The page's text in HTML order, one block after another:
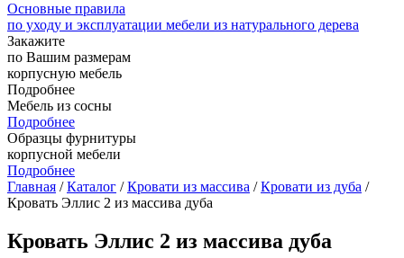
Основные правила
по уходу и эксплуатации мебели из натурального дерева
Закажите
по Вашим размерам
корпусную мебель
Подробнее
Мебель из сосны
Подробнее
Образцы фурнитуры
корпусной мебели
Подробнее
Главная /Каталог /Кровати из массива /Кровати из дуба /
Кровать Эллис 2 из массива дуба
Кровать Эллис 2 из массива дуба